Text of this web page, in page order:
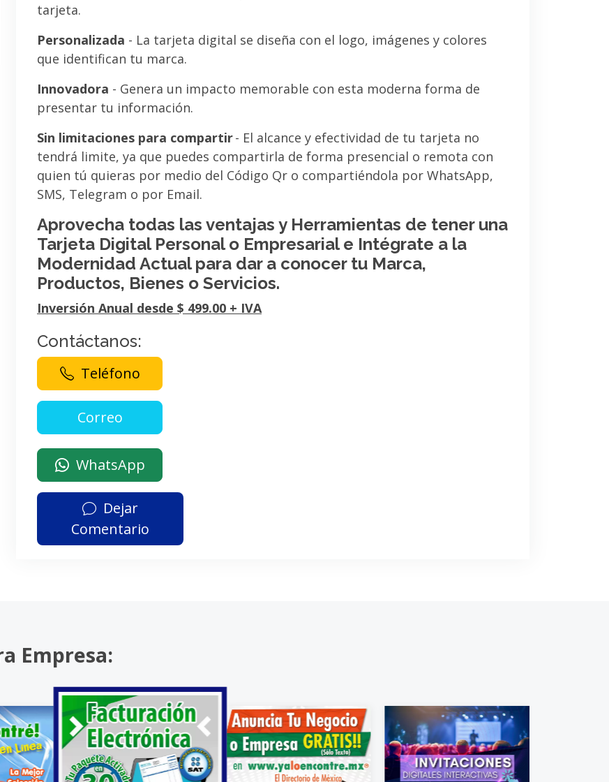
tarjeta.
Personalizada - La tarjeta digital se diseña con el logo, imágenes y colores
que identifican tu marca.
Innovadora - Genera un impacto memorable con esta moderna forma de
presentar tu información.
Sin limitaciones para compartir- El alcance y efectividad de tu tarjeta no
tendrá limite, ya que puedes compartirla de forma presencial o remota con
quien tú quieras por medio del Código Qr o compartiéndola por WhatsApp,
SMS, Telegram o por Email.
Aprovecha todas las ventajas y Herramientas de tener una
Tarjeta Digital Personal o Empresarial e Intégrate a la
Modernidad Actual para dar a conocer tu Marca,
Productos, Bienes o Servicios.
Inversión Anual desde $ 499.00 + IVA
Contáctanos:
Teléfono
WhatsApp
Dejar
Comentario
Empresa: